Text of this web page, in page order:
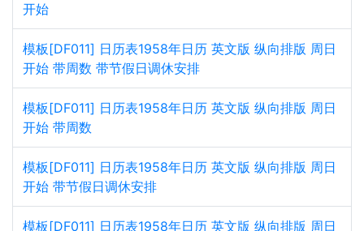
开始
模板[DF011] 日历表1958年日历 英文版 纵向排版 周日
开始 带周数 带节假日调休安排
模板[DF011] 日历表1958年日历 英文版 纵向排版 周日
开始 带周数
模板[DF011] 日历表1958年日历 英文版 纵向排版 周日
开始 带节假日调休安排
模板[DF011] 日历表1958年日历 英文版 纵向排版 周日